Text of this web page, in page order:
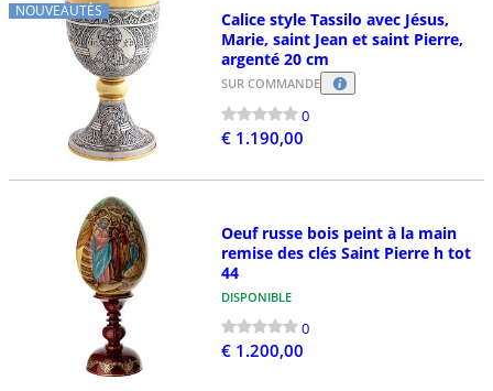
NOUVEAUTÉS
Calice style Tassilo avec Jésus,
Marie, saint Jean et saint Pierre,
argenté 20 cm
SUR COMMANDE
0
€ 1.190,00
Oeuf russe bois peint à la main
remise des clés Saint Pierre h tot
44
DISPONIBLE
0
€ 1.200,00